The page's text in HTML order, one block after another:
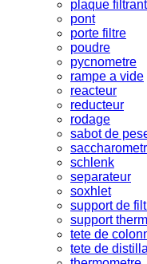
plaque
pont
porte filtre
poudre
pycnometre
rampe a vide
reacteur
reducteur
rodage
sabot de
schlenk
separateur
soxhlet
support de
support
tete de
tete de